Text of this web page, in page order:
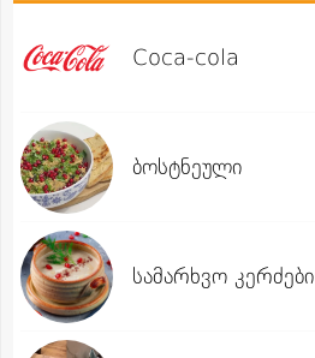
Coca-cola
ბოსტნეული
სამარხვო კერძები